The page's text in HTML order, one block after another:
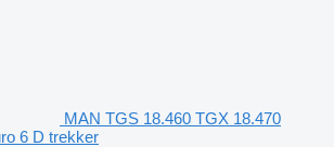
MAN TGS 18.460 TGX 18.470
6 D trekker